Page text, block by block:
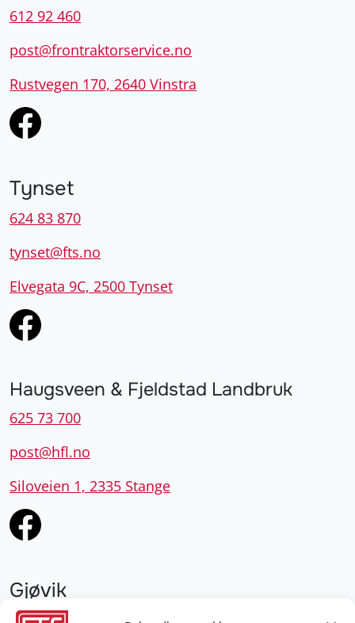
612 92 460
post@frontraktorservice.no
Rustvegen 170, 2640 Vinstra
Tynset
624 83 870
tynset@fts.no
Elvegata 9C, 2500 Tynset
Haugsveen & Fjeldstad Landbruk
625 73 700
post@hfl.no
Siloveien 1, 2335 Stange
Gjøvik